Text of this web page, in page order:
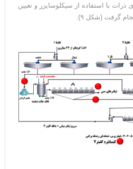
ذرات با استفاده از سیکلوسایزر و تعیین